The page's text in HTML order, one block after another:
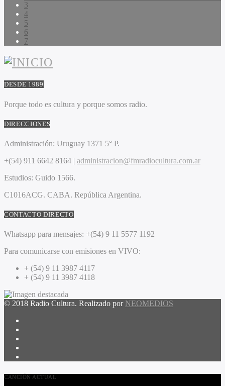
3
4
5
6
7
DESDE 1989
Porque todo es cultura y porque somos radio.
DIRECCIONES
Administración: Uruguay 1371 5° P.
+(54) 911 6642 8164 | administracion@fmradiocultura.com.ar
Estudios: Guido 1566.
C1016ACG. CABA. República Argentina.
CONTACTO DIRECTO
Whatsapp para mensajes: +(54) 9 11 5577 1192
Para comunicarse con emisiones en VIVO:
+ (54) 9 11 3987 4117
+ (54) 9 11 3987 4118
© 2018 Radio Cultura. Realizado por NEOMEDIOS
CANCIÓN ACTUAL